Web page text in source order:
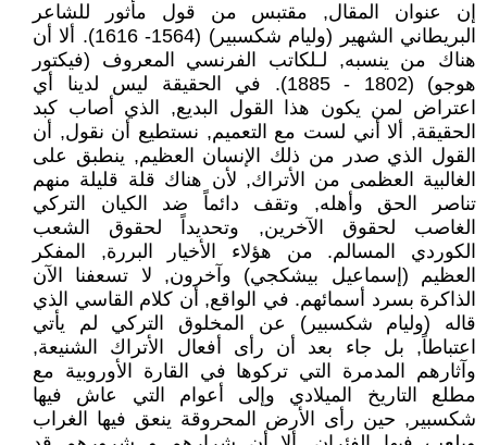
إن عنوان المقال, مقتبس من قول مأثور للشاعر
البريطاني الشهير (وليام شكسبير) (1564- 1616). ألا أن
هناك من ينسبه, لـلكاتب الفرنسي المعروف (فيكتور
هوجو) (1802 - 1885). في الحقيقة ليس لدينا أي
اعتراض لمن يكون هذا القول البديع, الذي أصاب كبد
الحقيقة, ألا أني لست مع التعميم, نستطيع أن نقول, أن
القول الذي صدر من ذلك الإنسان العظيم, ينطبق على
الغالبية العظمى من الأتراك, لأن هناك قلة قليلة منهم
تناصر الحق وأهله, وتقف دائماً ضد الكيان التركي
الغاصب لحقوق الآخرين, وتحديداً لحقوق الشعب
الكوردي المسالم. من هؤلاء الأخيار البررة, المفكر
العظيم (إسماعيل بيشكجي) وآخرون, لا تسعفنا الآن
الذاكرة بسرد أسمائهم. في الواقع, أن كلام القاسي الذي
قاله (وليام شكسبير) عن المخلوق التركي لم يأتي
اعتباطاً, بل جاء بعد أن رأى أفعال الأتراك الشنيعة,
وآثارهم المدمرة التي تركوها في القارة الأوروبية مع
مطلع التاريخ الميلادي وإلى أعوام التي عاش فيها
شكسبير, حين رأى الأرض المحروقة ينعق فيها الغراب